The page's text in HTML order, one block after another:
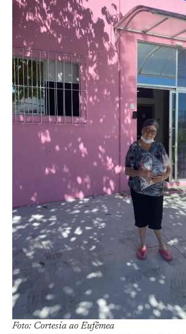
Foto: Cortesia ao Eufêmea